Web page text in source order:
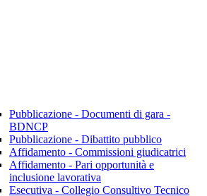
Pubblicazione - Documenti di gara -
BDNCP
Pubblicazione - Dibattito pubblico
Affidamento - Commissioni giudicatrici
Affidamento - Pari opportunità e
inclusione lavorativa
Esecutiva - Collegio Consultivo Tecnico